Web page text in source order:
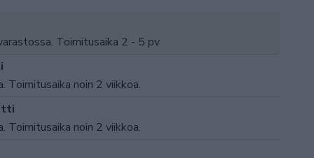
Toimitusaika 2 - 5 pv
Toimitusaika noin 2 viikkoa.
Toimitusaika noin 2 viikkoa.